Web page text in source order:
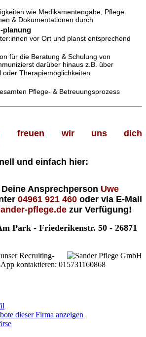
wie Medikamentengabe, Pflege
& Dokumentationen durch
planung
vor Ort und planst entsprechend
für die Beratung & Schulung von
darüber hinaus z.B. über
oder Therapiemöglichkeiten
Pflege- & Betreuungsprozess
freuen wir uns dich
und einfach hier:
Ansprechperson Uwe
04961 921 460 oder via E-Mail
pflege.de zur Verfügung!
Park - Friederikenstr. 50 - 26871
Recruiting-
kontaktieren: 015731160868
dieser Firma anzeigen